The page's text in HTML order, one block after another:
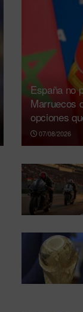
España no
Marruecos
opciones
07/08/2026